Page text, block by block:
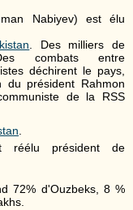
Nabiyev) est élu
. Des milliers de
combats entre
déchirent le pays,
du président Rahmon
de la RSS
réélu président de
72% d'Ouzbeks, 8 %